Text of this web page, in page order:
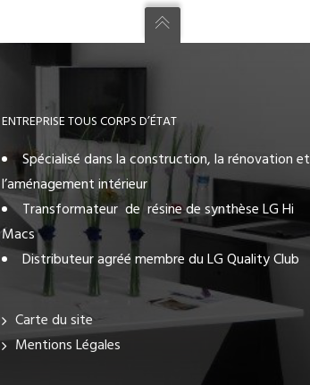
ENTREPRISE TOUS CORPS D’ÉTAT
Spécialisé dans la construction, la rénovation et
l’aménagement intérieur
Transformateur de résine de synthèse LG Hi
Macs
Distributeur agréé membre du LG Quality Club
Carte du site
Mentions Légales